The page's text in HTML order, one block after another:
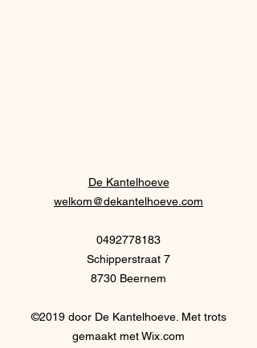
De Kantelhoeve
welkom@dekantelhoeve.com
0492778183
Schipperstraat 7
8730 Beernem
©2019 door De Kantelhoeve. Met trots
gemaakt met Wix.com